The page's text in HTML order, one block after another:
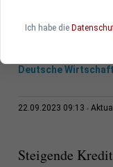
Deutsche
22.09.2023 09:13
Steigende
Ich habe die